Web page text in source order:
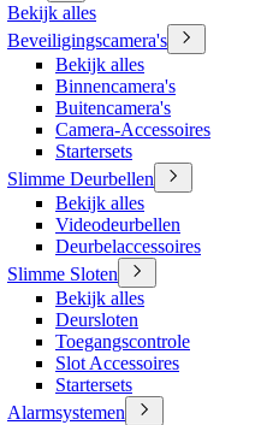
Bekijk alles
Beveiligingscamera's
Bekijk alles
Binnencamera's
Buitencamera's
Camera-Accessoires
Startersets
Slimme Deurbellen
Bekijk alles
Videodeurbellen
Deurbelaccessoires
Slimme Sloten
Bekijk alles
Deursloten
Toegangscontrole
Slot Accessoires
Startersets
Alarmsystemen